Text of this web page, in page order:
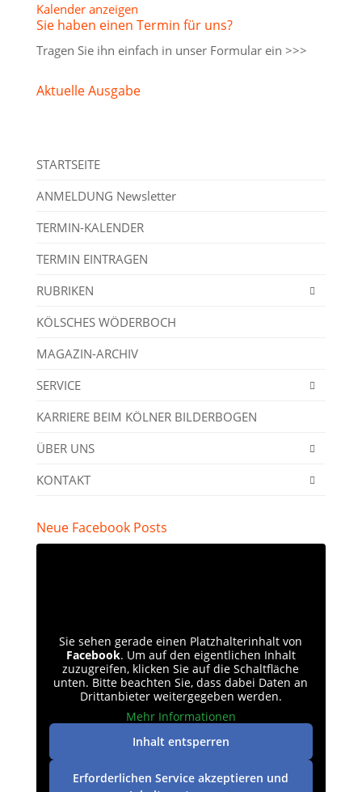
Kalender anzeigen
Sie haben einen Termin für uns?
Tragen Sie ihn einfach in unser Formular ein >>>
Aktuelle Ausgabe
STARTSEITE
ANMELDUNG Newsletter
TERMIN-KALENDER
TERMIN EINTRAGEN
RUBRIKEN
KÖLSCHES WÖDERBOCH
MAGAZIN-ARCHIV
SERVICE
KARRIERE BEIM KÖLNER BILDERBOGEN
ÜBER UNS
KONTAKT
Neue Facebook Posts
Sie sehen gerade einen Platzhalterinhalt von
Facebook. Um auf den eigentlichen Inhalt
zuzugreifen, klicken Sie auf die Schaltfläche
unten. Bitte beachten Sie, dass dabei Daten an
Drittanbieter weitergegeben werden.
Mehr Informationen
Inhalt entsperren
Erforderlichen Service akzeptieren und